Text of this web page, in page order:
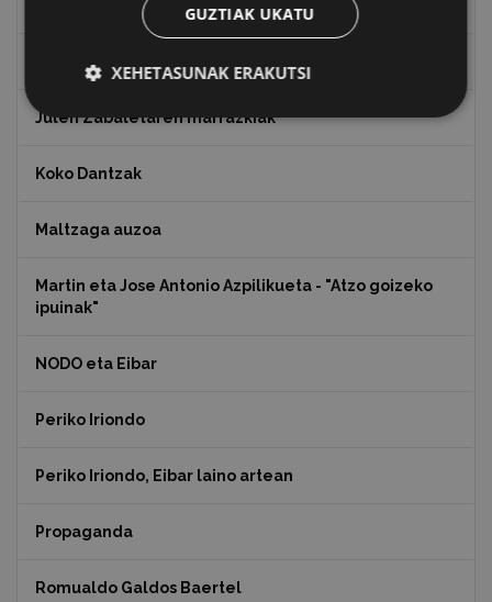
Indalecio Ojanguren, Gipuzkoako Foru Aldundia
Juan Antonio Palacios HARRIA
Julen Zabaletaren marrazkiak
Koko Dantzak
Maltzaga auzoa
Martin eta Jose Antonio Azpilikueta - "Atzo goizeko
ipuinak"
NODO eta Eibar
Periko Iriondo
Periko Iriondo, Eibar laino artean
Propaganda
Romualdo Galdos Baertel
GUZTIAK UKATU
XEHETASUNAK ERAKUTSI